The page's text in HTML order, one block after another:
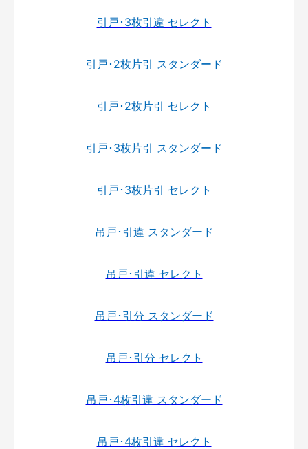
引戸･3枚引違 セレクト
引戸･2枚片引 スタンダード
引戸･2枚片引 セレクト
引戸･3枚片引 スタンダード
引戸･3枚片引 セレクト
吊戸･引違 スタンダード
吊戸･引違 セレクト
吊戸･引分 スタンダード
吊戸･引分 セレクト
吊戸･4枚引違 スタンダード
吊戸･4枚引違 セレクト